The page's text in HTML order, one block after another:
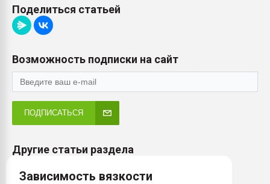
Поделиться статьей
Возможность подписки на сайт
ПОДПИСАТЬСЯ
Другие статьи раздела
Зависимость вязкости